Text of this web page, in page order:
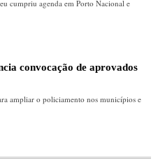
cumpriu agenda em Porto Nacional e
convocação de aprovados
ampliar o policiamento nos municípios e